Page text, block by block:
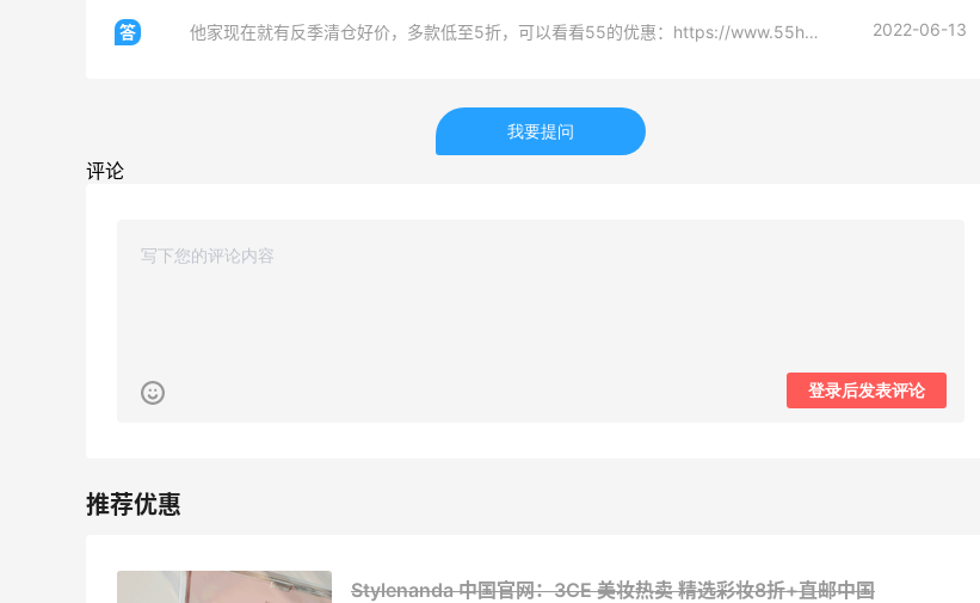
答 他家现在就有反季清仓好价，多款低至5折，可以看看55的优惠：https://www.55haitao.com/deals/747335.html 2022-06-13
我要提问
评论
登录后发表评论
Stylenanda 中国官网：3CE 美妆热卖精选彩妆8折+直邮中国
Biōkreativ
TIMEBEAM (US)